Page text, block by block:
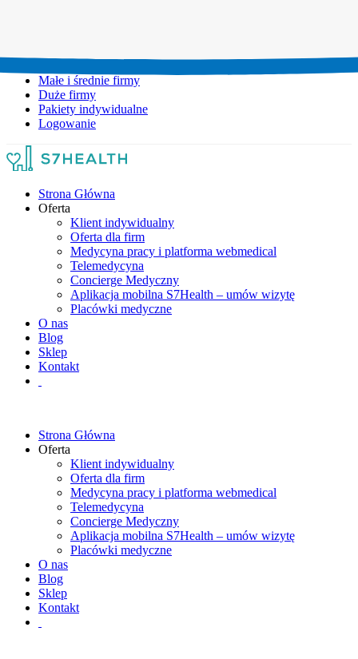
Małe i średnie firmy
Duże firmy
Pakiety indywidualne
Logowanie
Strona Główna
Oferta
Klient indywidualny
Oferta dla firm
Medycyna pracy i platforma webmedical
Telemedycyna
Concierge Medyczny
Aplikacja mobilna S7Health – umów wizytę
Placówki medyczne
O nas
Blog
Sklep
Kontakt
Strona Główna
Oferta
Klient indywidualny
Oferta dla firm
Medycyna pracy i platforma webmedical
Telemedycyna
Concierge Medyczny
Aplikacja mobilna S7Health – umów wizytę
Placówki medyczne
O nas
Blog
Sklep
Kontakt